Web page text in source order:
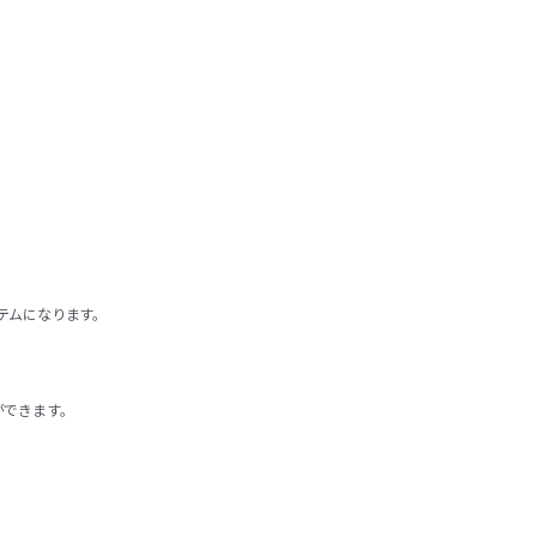
になります。
きます。